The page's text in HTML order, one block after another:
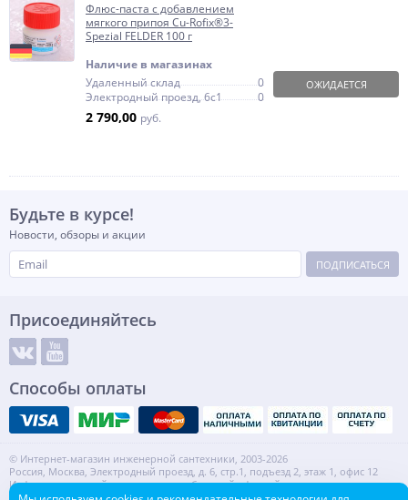
Флюс-паста с добавлением
мягкого припоя Cu-Rofix®3-
Spezial FELDER 100 г
Наличие в магазинах
Удаленный склад
0
Электродный проезд, 6с1
0
2 790,00 руб.
ОЖИДАЕТСЯ
Будьте в курсе!
Новости, обзоры и акции
ПОДПИСАТЬСЯ
Присоединяйтесь
Способы оплаты
© Интернет-магазин инженерной сантехники, 2003-2026
Россия, Москва, Электродный проезд, д. 6, стр.1, подъезд 2, этаж 1, офис 12
Информация на сайте не является публичной офертой.
ИНН: 7720553918 КПП: 772001001